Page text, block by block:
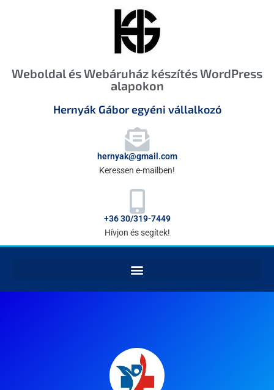
Weboldal és Webáruház készítés WordPress
alapokon
Hernyák Gábor egyéni vállalkozó
hernyak@gmail.com
Keressen e-mailben!
+36 30/319-7449
Hívjon és segítek!